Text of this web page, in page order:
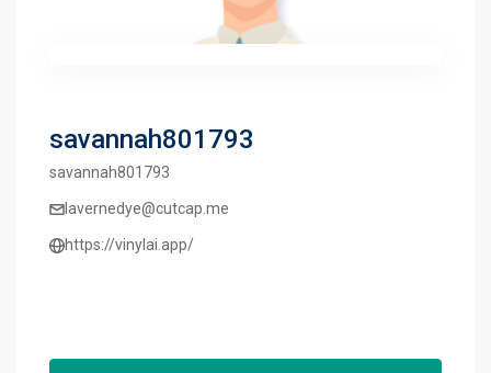
savannah801793
savannah801793
lavernedye@cutcap.me
https://vinylai.app/